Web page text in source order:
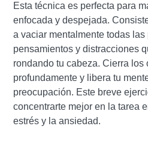
Esta técnica es perfecta para
enfocada y despejada.
a vaciar mentalmente todas
pensamientos y distracciones
rondando tu cabeza. Cierra los
profundamente y libera tu
preocupación. Este breve
concentrarte mejor en la tarea
estrés y la ansiedad.